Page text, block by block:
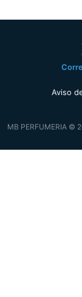
Aviso
MB PERFUMERIA ©